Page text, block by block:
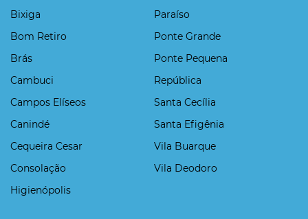
Bixiga
Bom Retiro
Brás
Cambuci
Campos Elíseos
Canindé
Cequeira Cesar
Consolação
Higienópolis
Paraíso
Ponte Grande
Ponte Pequena
República
Santa Cecília
Santa Efigênia
Vila Buarque
Vila Deodoro